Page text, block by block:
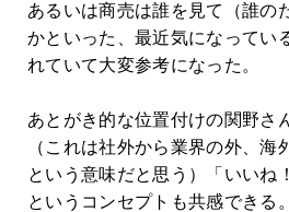
あるいは商売は誰を見て（誰の
かといった、最近気になってい
れていて大変参考になった。
あとがき的な位置付けの関野さ
（これは社外から業界の外、海
という意味だと思う）「いいね
というコンセプトも共感できる。